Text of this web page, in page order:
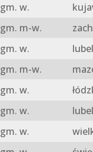
gm. w.
gm. m-w.
gm. w.
gm. m-w.
gm. w.
gm. w.
gm. w.